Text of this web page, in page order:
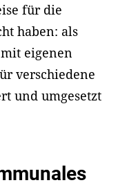
für die
haben: als
eigenen
verschiedene
und umgesetzt